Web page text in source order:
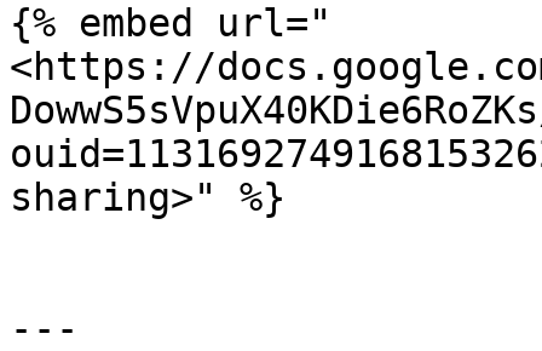
{% embed url="
<https://
sharing>" %}
---